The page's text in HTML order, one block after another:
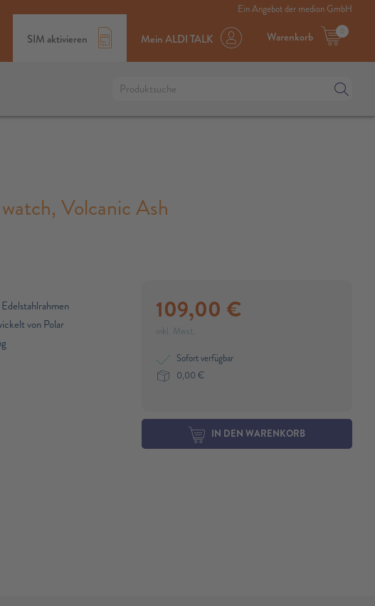
SIM aktivieren Mein ALDI TALK 0
Warenkorb
Ein Angebot der medion GmbH
Volcanic Ash
von Polar
109,00 €
inkl. Mwst.
Sofort verfügbar
0,00 €
IN DEN WARENKORB